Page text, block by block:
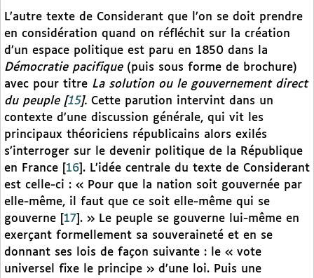
L’autre texte de Considerant que l’on se doit prendre
en considération quand on réfléchit sur la création
d’un espace politique est paru en 1850 dans la
Démocratie pacifique(puis sous forme de brochure)
avec pour titre La solution ou le gouvernement direct
du peuple[15]. Cette parution intervint dans un
contexte d’une discussion générale, qui vit les
principaux théoriciens républicains alors exilés
s’interroger sur le devenir politique de la République
en France
16 . L’idée centrale du texte de Considerant
est celle-ci : « Pour que la nation soit gouvernée par
elle-même, il faut que ce soit elle-même qui se
gouverne
17 . » Le peuple se gouverne lui-même en
exerçant formellement sa souveraineté et en se
donnant ses lois de façon suivante : le « vote
universel fixe le principe » d’une loi. Puis une